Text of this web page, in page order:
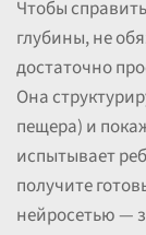
Чтобы
глубины, не
достаточно
Она
пещера) и
испытывает
получите
нейросетью —